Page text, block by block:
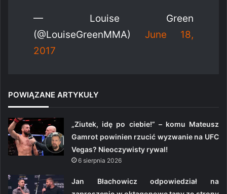
— Louise Green
(@LouiseGreenMMA) June 18,
2017
POWIĄZANE ARTYKUŁY
„Ziutek, idę po ciebie!” – komu Mateusz
Gamrot powinien rzucić wyzwanie na UFC
Vegas? Nieoczywisty rywal!
6 sierpnia 2026
Jan Błachowicz odpowiedział na